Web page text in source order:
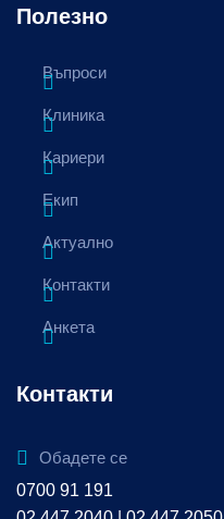
Полезно
Въпроси
Клиника
Кариери
Екип
Актуално
Контакти
Анкета
Контакти
Обадете се
0700 91 191